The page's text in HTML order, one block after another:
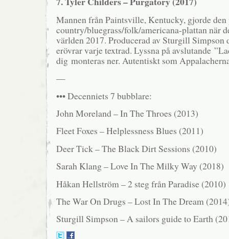
Mannen från Paintsville, Kentucky, gjorde den
country/bluegrass/folk/americana-plattan när
världen 2017. Producerad av Sturgill Simpson
erövrar varje textrad. Lyssna på avslutande
dig monteras ner. Autentiskt som
—
••• Decenniets 7 bubblare:
John Moreland – In The Throes (2013)
Fleet Foxes – Helplessness Blues (2011)
Deer Tick – The Black Dirt Sessions (2010)
Sarah Klang – Love In The Milky Way (2018)
Håkan Hellström – 2 steg från Paradise (2010)
The War On Drugs – Lost In The Dream
Sturgill Simpson – A sailors guide to Earth